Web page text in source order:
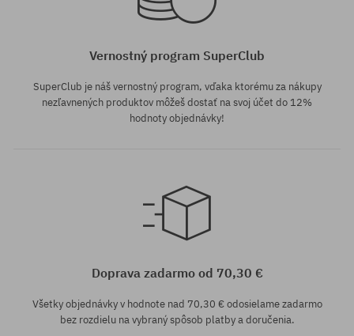
Vernostný program SuperClub
SuperClub je náš vernostný program, vďaka ktorému za nákupy
nezľavnených produktov môžeš dostať na svoj účet do 12%
hodnoty objednávky!
Doprava zadarmo od 70,30 €
Všetky objednávky v hodnote nad 70,30 € odosielame zadarmo
bez rozdielu na vybraný spôsob platby a doručenia.